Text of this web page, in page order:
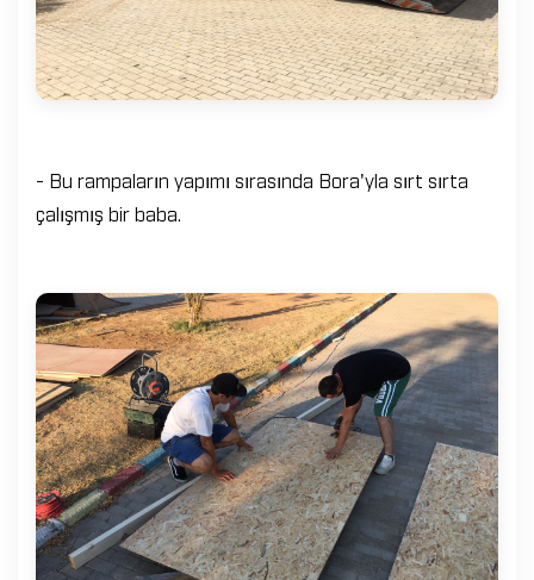
- Bu rampaların yapımı sırasında Bora'yla sırt sırta
çalışmış bir baba.